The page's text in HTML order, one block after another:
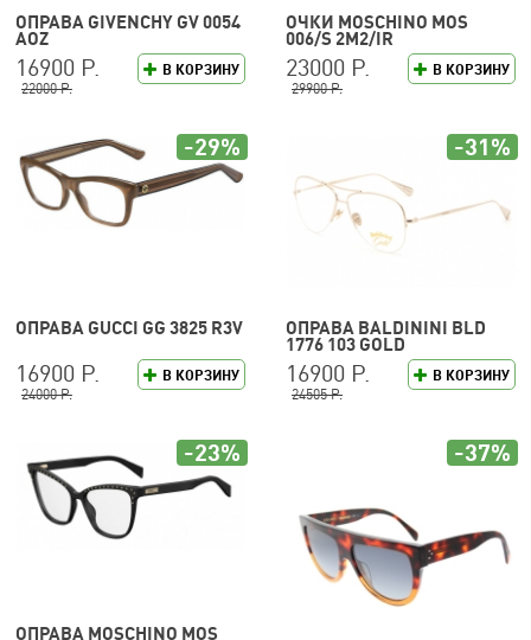
ОПРАВА GIVENCHY GV 0054
AOZ
В КОРЗИНУ
16900 Р.
22000 Р.
ОЧКИ MOSCHINO MOS
006/S 2M2/IR
В КОРЗИНУ
23000 Р.
29900 Р.
ОПРАВА GUCCI GG 3825 R3V
В КОРЗИНУ
16900 Р.
24000 Р.
-29%
ОПРАВА BALDININI BLD
1776 103 GOLD
В КОРЗИНУ
16900 Р.
24505 Р.
-31%
ОПРАВА MOSCHINO MOS
-23% -37%